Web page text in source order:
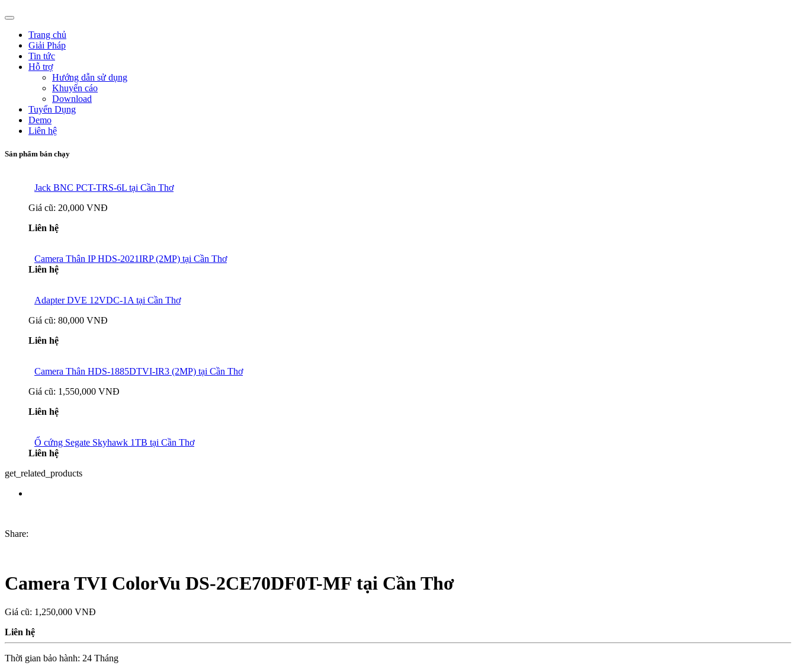
Trang chủ
Giải Pháp
Tin tức
Hỗ trợ
Hướng dẫn sử dụng
Khuyến cáo
Download
Tuyển Dụng
Demo
Liên hệ
Sản phẩm bán chạy
Jack BNC PCT-TRS-6L tại Cần Thơ
Giá cũ: 20,000 VNĐ
Liên hệ
Camera Thân IP HDS-2021IRP (2MP) tại Cần Thơ
Liên hệ
Adapter DVE 12VDC-1A tại Cần Thơ
Giá cũ: 80,000 VNĐ
Liên hệ
Camera Thân HDS-1885DTVI-IR3 (2MP) tại Cần Thơ
Giá cũ: 1,550,000 VNĐ
Liên hệ
Ổ cứng Segate Skyhawk 1TB tại Cần Thơ
Liên hệ
get_related_products
Share:
Camera TVI ColorVu DS-2CE70DF0T-MF tại Cần Thơ
Giá cũ: 1,250,000 VNĐ
Liên hệ
Thời gian bảo hành: 24 Tháng